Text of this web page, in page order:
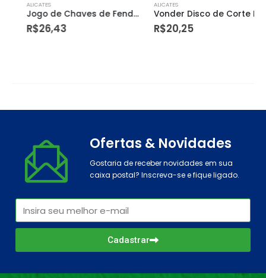
ALICATES
Jogo de Chaves de Fenda com Pontas Intercambiáveis 6 Peças – Tramontina
26,43
ALICATES
Vonder Disco de Corte Diamantado Turbo V4
20,25
Ofertas & Novidades
Gostaria de receber novidades em sua
caixa postal? Inscreva-se e fique ligado.
Cadastrar